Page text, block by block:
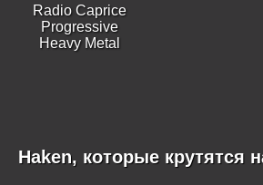
Radio Caprice
Progressive
Heavy Metal
Haken, которые крутятся